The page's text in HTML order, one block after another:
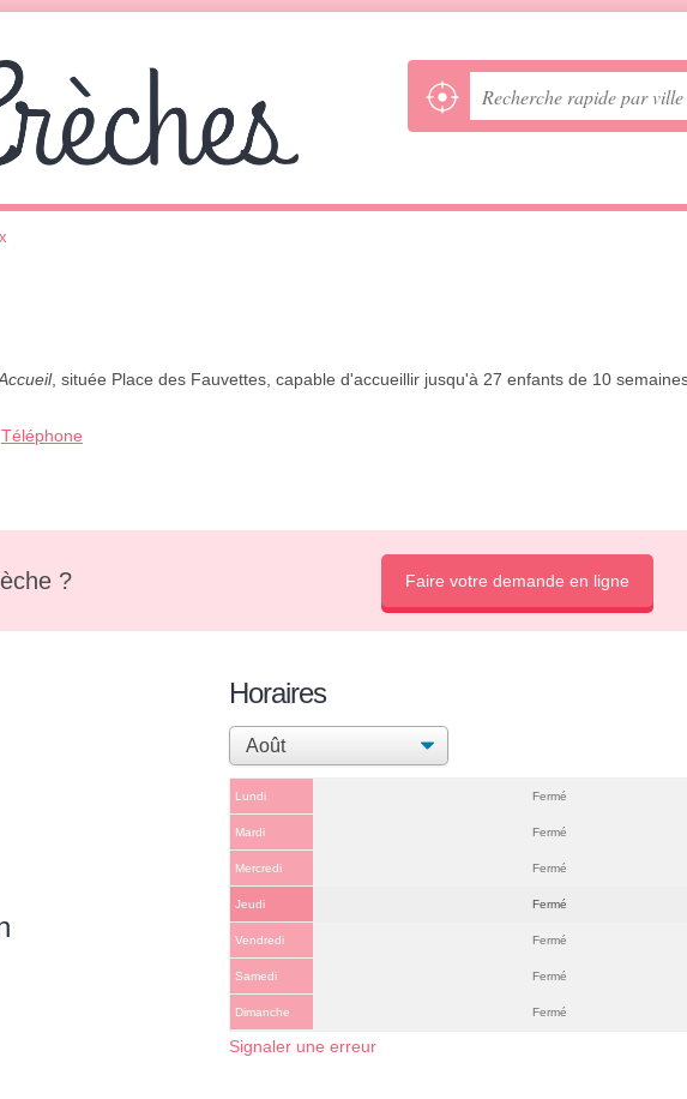
, située Place des Fauvettes, capable d'accueillir jusqu'à 27 enfants de 10
Téléphone
? Faire votre demande en ligne
Horaires
Lundi Fermé
Mardi Fermé
Mercredi Fermé
Jeudi Fermé
Vendredi Fermé
Samedi Fermé
Dimanche Fermé
Signaler une erreur